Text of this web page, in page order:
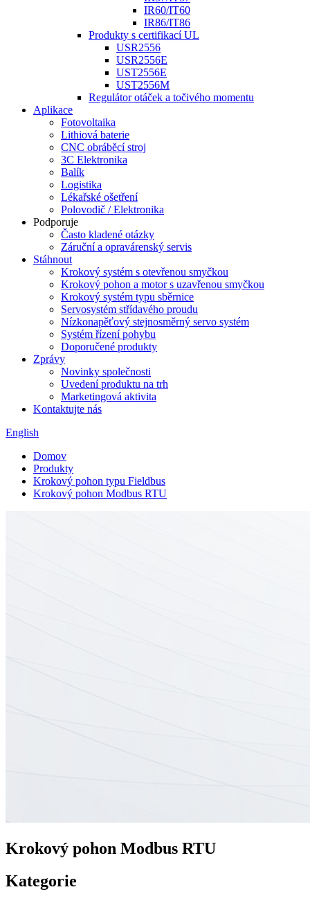
IR60/IT60
IR86/IT86
Produkty s certifikací UL
USR2556
USR2556E
UST2556E
UST2556M
Regulátor otáček a točivého momentu
Aplikace
Fotovoltaika
Lithiová baterie
CNC obráběcí stroj
3C Elektronika
Balík
Logistika
Lékařské ošetření
Polovodič / Elektronika
Podporuje
Často kladené otázky
Záruční a opravárenský servis
Stáhnout
Krokový systém s otevřenou smyčkou
Krokový pohon a motor s uzavřenou smyčkou
Krokový systém typu sběrnice
Servosystém střídavého proudu
Nízkonapěťový stejnosměrný servo systém
Systém řízení pohybu
Doporučené produkty
Zprávy
Novinky společnosti
Uvedení produktu na trh
Marketingová aktivita
Kontaktujte nás
English
Domov
Produkty
Krokový pohon typu Fieldbus
Krokový pohon Modbus RTU
Krokový pohon Modbus RTU
Kategorie